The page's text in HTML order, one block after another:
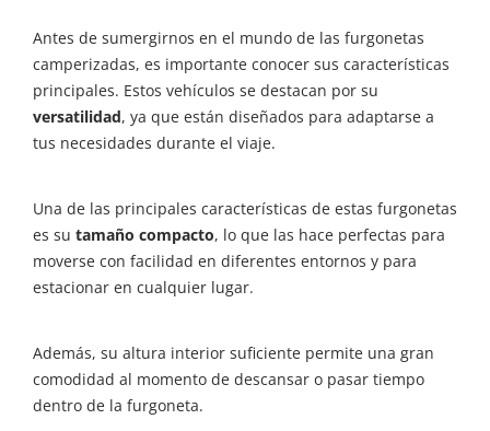
Antes de sumergirnos en el mundo de las furgonetas
camperizadas, es importante conocer sus características
principales. Estos vehículos se destacan por su
versatilidad, ya que están diseñados para adaptarse a
tus necesidades durante el viaje.
Una de las principales características de estas furgonetas
es su tamaño compacto, lo que las hace perfectas para
moverse con facilidad en diferentes entornos y para
estacionar en cualquier lugar.
Además, su altura interior suficiente permite una gran
comodidad al momento de descansar o pasar tiempo
dentro de la furgoneta.